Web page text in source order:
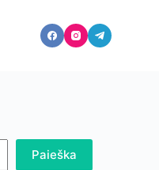
Paieška